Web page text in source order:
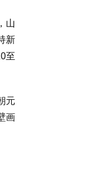
山
新
至
元
画